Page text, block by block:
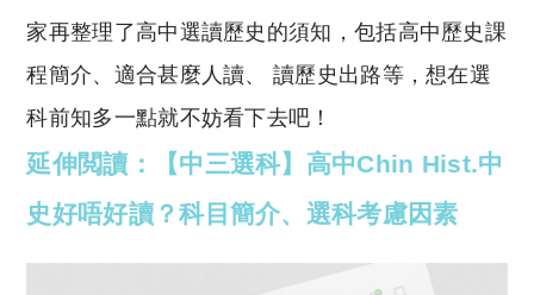
n
k
p
p
家再整理了高中選讀歷史的須知，包括高中歷史課
程簡介、適合甚麼人讀、 讀歷史出路等，想在選
科前知多一點就不妨看下去吧！
延伸閲讀：【中三選科】高中Chin Hist.中
史好唔好讀？科目簡介、選科考慮因素